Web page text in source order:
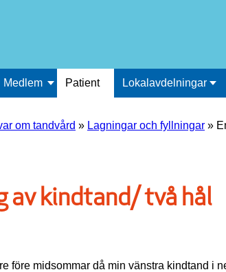
Medlem Patient Lokalavdelningar
om tandvård » Lagningar och fyllningar »
av kindtand/ två hål
före midsommar då min vänstra kindtand i